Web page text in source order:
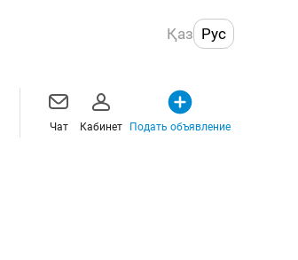
Қаз Рус
Чат Кабинет Подать объявление